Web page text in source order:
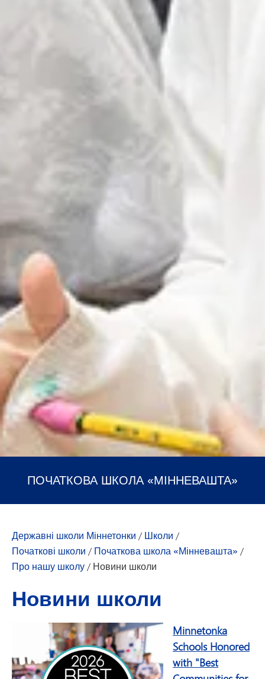
ПОЧАТКОВА ШКОЛА «МІННЕВАШТА»
Державні школи Міннетонки / Школи /
Початкові школи / Початкова школа «Мінневашта» /
Про нашу школу/ Новини школи
Новини школи
Minnetonka
Schools Honored
with "Best